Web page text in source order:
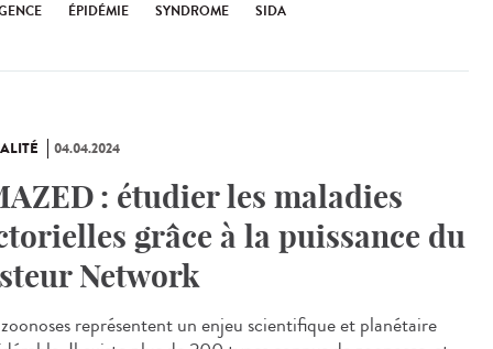
ÉPIDÉMIE SYNDROME SIDA
04.04.2024
: étudier les maladies
grâce à la puissance du
Network
représentent un enjeu scientifique et planétaire